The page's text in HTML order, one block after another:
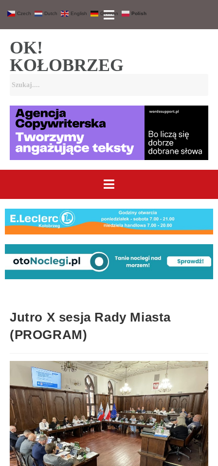
OK!
KOŁOBRZEG
Jutro X sesja Rady Miasta
(PROGRAM)
Czech Dutch English German Polish